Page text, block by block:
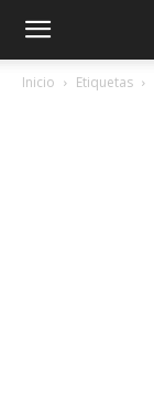
Inicio Etiquetas